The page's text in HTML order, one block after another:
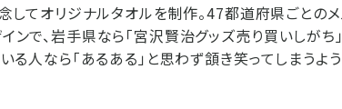
してオリジナルタオルを制作。47都道府県ごとの
ンで、岩手県なら「宮沢賢治グッズ売り買いしがち
いる人なら「あるある」と思わず頷き笑ってしまう